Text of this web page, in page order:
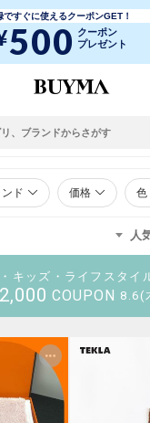
すぐに使えるクーポンGET！
500 クーポン
プレゼント
ド 価格 色
人
キッズ・ライフスタイ
2,000 COUPON 8.6(